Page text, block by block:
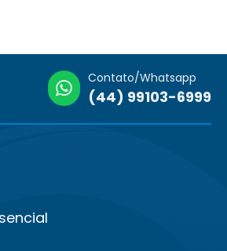
Contato/Whatsapp
(44) 99103-6999